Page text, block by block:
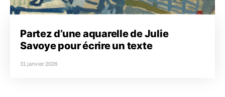
Partez d’une aquarelle de Julie
Savoye pour écrire un texte
31 janvier 2026